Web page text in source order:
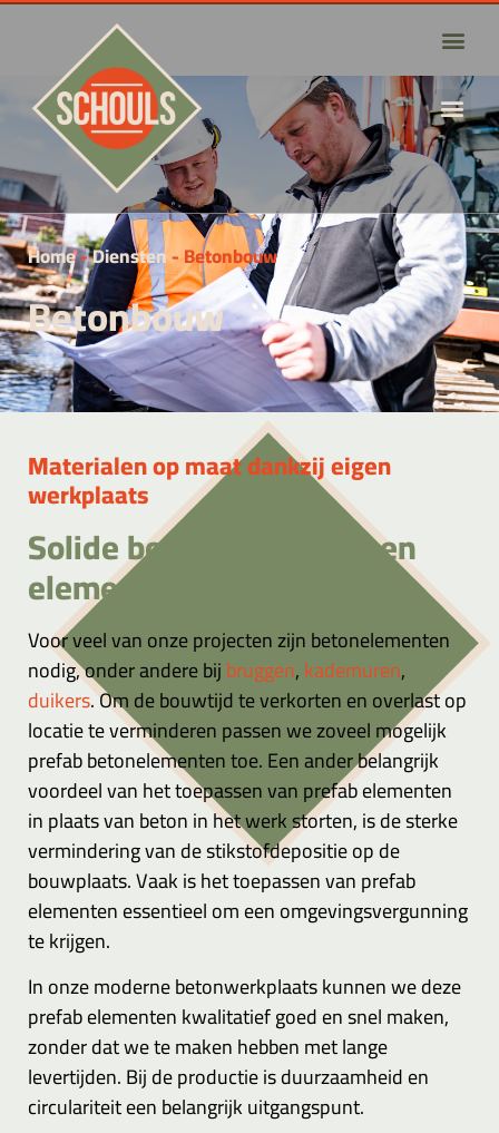
Home-Diensten-Betonbouw
Betonbouw
Materialen op maat dankzij eigen
werkplaats
Solide bouw van betonnen
elementen
Voor veel van onze projecten zijn betonelementen
nodig, onder andere bijbruggen,kademuren,
duikers. Om de bouwtijd te verkorten en overlast op
locatie te verminderen passen we zoveel mogelijk
prefab betonelementen toe. Een ander belangrijk
voordeel van het toepassen van prefab elementen
in plaats van beton in het werk storten, is de sterke
vermindering van de stikstofdepositie op de
bouwplaats. Vaak is het toepassen van prefab
elementen essentieel om een omgevingsvergunning
te krijgen.
In onze moderne betonwerkplaats kunnen we deze
prefab elementen kwalitatief goed en snel maken,
zonder dat we te maken hebben met lange
levertijden. Bij de productie is duurzaamheid en
circulariteit een belangrijk uitgangspunt.